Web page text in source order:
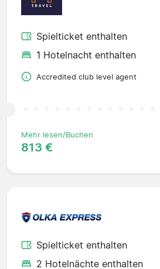
Spielticket enthalten
1 Hotelnacht enthalten
Accredited club level agent
Mehr lesen/Buchen
813 €
Spielticket enthalten
2 Hotelnächte enthalten